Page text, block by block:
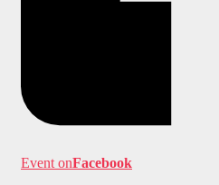
Event onFacebook